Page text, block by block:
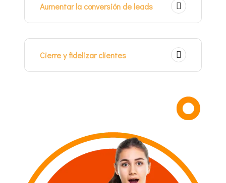
Aumentar la conversión de leads
Cierre y fidelizar clientes